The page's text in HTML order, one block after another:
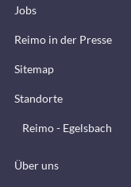
Jobs
Reimo in der Presse
Sitemap
Standorte
Reimo - Egelsbach
Über uns